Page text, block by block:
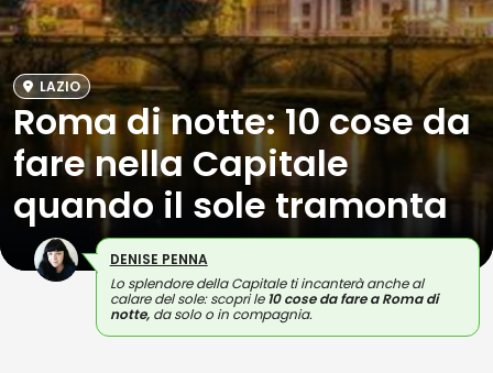
LAZIO
Roma di notte: 10 cose da
fare nella Capitale
quando il sole tramonta
DENISE PENNA
Lo splendore della Capitale ti incanterà anche al
calare del sole: scopri le10 cose da fare a Roma di
notte,da solo o in compagnia.